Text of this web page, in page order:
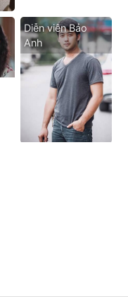
Diễn viên Bảo
Anh